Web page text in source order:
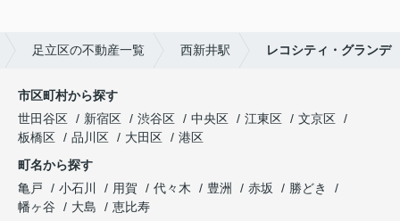
足立区の不動産一覧 西新井駅 レコシティ・グランデ
市区町村から探す
世田谷区
新宿区 渋谷区 中央区 江東区
文京区
板橋区
品川区 大田区
港区
町名から探す
亀戸
小石川 用賀 代々木 豊洲 赤坂
勝どき
幡ヶ谷
大島
恵比寿